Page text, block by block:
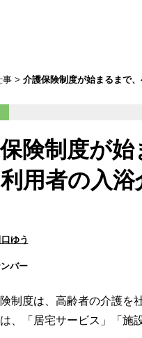
事
介護保険制度が始まるまで
険制度が
用者の入浴
口ゆう
バー
制度は、高齢者の介護を
、「居宅サービス」「施